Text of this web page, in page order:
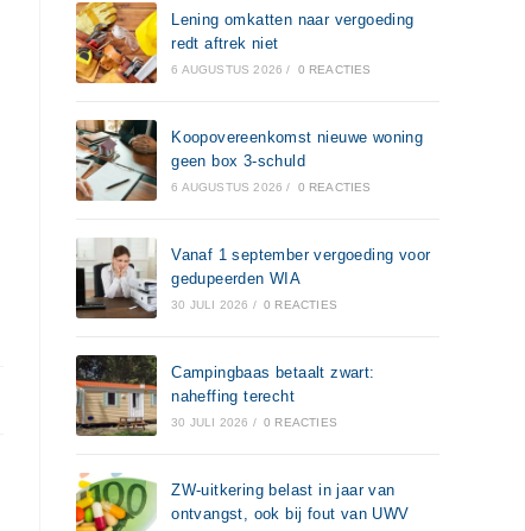
Lening omkatten naar vergoeding
redt aftrek niet
6 AUGUSTUS 2026 / 0 REACTIES
Koopovereenkomst nieuwe woning
geen box 3-schuld
6 AUGUSTUS 2026 / 0 REACTIES
Vanaf 1 september vergoeding voor
gedupeerden WIA
30 JULI 2026 / 0 REACTIES
Campingbaas betaalt zwart:
naheffing terecht
30 JULI 2026 / 0 REACTIES
ZW-uitkering belast in jaar van
ontvangst, ook bij fout van UWV